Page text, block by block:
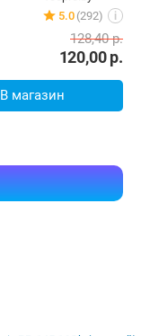
5.0 (292) i
120,00р.
128,40р.
В магазин